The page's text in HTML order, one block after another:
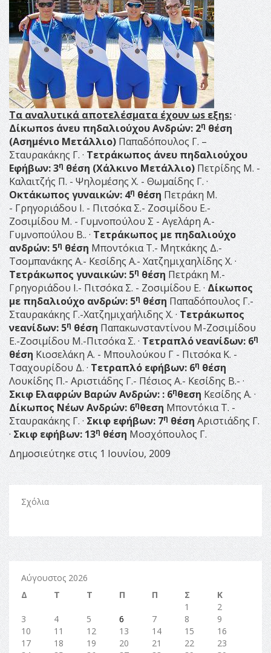
Τα αναλυτικά αποτελέσματα έχουν ωsεξηs:·
Δίκωποs άνευ πηδαλιούχουAνδρών: 2η θέση
(Ασημένιο Μετάλλιο)Παπαδόπουλος Γ. –
Σταυρακάκης Γ. · Τετράκωπος άνευ πηδαλιούχου
Εφήβων:3η θέση (Χάλκινο Μετάλλιο) Πετρίδης Μ. -
Καλαιτζής Π. - Ψηλομέσης Χ. - Θωμαίδης Γ. ·
Οκτάκωπος γυναικών: 4ηθέσηΠετράκη Μ.
- Γρηγοριάδου Ι. - Πιτσόκα Σ.- Ζοσιμίδου Ε.-
Ζοσιμίδου Μ. - Γυμνοπούλου Σ - Αγελάρη Α.-
Γυμνοπούλου Β.. ·Τετράκωπος με πηδαλιούχο
ανδρών: 5ηθέση Μποντόκια Τ.- Μητκάκης Δ.-
Τσομπανάκης Α.- Κεσίδης Α.- Xατζημιχαηλίδης Χ. ·
Τετράκωπος γυναικών: 5η θέση Πετράκη Μ.-
Γρηγοριάδου I.- Πιτσόκα Σ. - Ζοσιμίδου Ε. · Δίκωπος
με πηδαλιούχο ανδρών: 5η θέση Παπαδόπουλος Γ.-
Σταυρακάκης Γ.-Χατζημιχαήλιδης Χ. ·Τετράκωπος
νεανίδων: 5η θέσηΠαπακωνσταντίνου Μ-Ζοσιμίδου
Ε.-Ζοσιμίδου Μ.-Πιτσόκα Σ. ·Τετραπλό νεανίδων: 6η
θέσηΚιοσελάκη Α. - Μπουλούκου Γ - Πιτσόκα Κ. -
Τσαχουρίδου Δ. · Τετραπλό εφήβων: 6ηθέση
Λουκίδης Π.- Αριστιάδης Γ.- Πέσιος Α.- Κεσίδης Β.- ·
Σκιφ Ελαφρών Βαρών Ανδρών: : 6ηθεση Κεσίδης Α. ·
Δίκωπος Νέων Ανδρών: 6ηθεσηΜποντόκια Τ. -
Σταυρακάκης Γ. ·Σκιφ εφήβων: 7ηθέση Αριστιάδης Γ.
·Σκιφ εφήβων: 13η θέσηΜοσχόπουλος Γ.
Δημοσιεύτηκε στις 1 Ιουνίου, 2009
Σχόλια
Αύγουστος 2026
Δ
Τ Τ Π Π Σ
Κ
1
2
3
4 5 6 7 8
9
10
11 12 13 14 15
16
17
18 19 20 21 22
23